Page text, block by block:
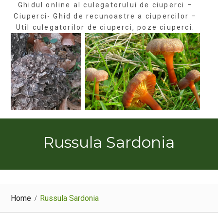
Ghidul online al culegatorului de ciuperci –
Ciuperci- Ghid de recunoastre a ciupercilor –
Util culegatorilor de ciuperci, poze ciuperci.
Russula Sardonia
Home Russula Sardonia